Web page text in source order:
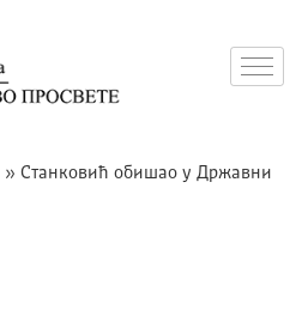
» Станковић обишао у Државни